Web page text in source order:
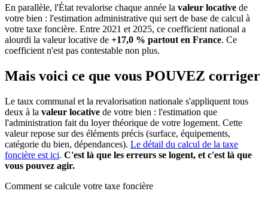
En parallèle, l'État revalorise chaque année la valeur locative de
votre bien : l'estimation administrative qui sert de base de calcul à
votre taxe foncière. Entre 2021 et 2025, ce coefficient national a
alourdi la valeur locative de +17,0 % partout en France. Ce
coefficient n'est pas contestable non plus.
Mais voici ce que vous POUVEZ corriger
Le taux communal et la revalorisation nationale s'appliquent tous
deux à la valeur locative de votre bien : l'estimation que
l'administration fait du loyer théorique de votre logement. Cette
valeur repose sur des éléments précis (surface, équipements,
catégorie du bien, dépendances). Le détail du calcul de la taxe
foncière est ici. C'est là que les erreurs se logent, et c'est là que
vous pouvez agir.
Comment se calcule votre taxe foncière